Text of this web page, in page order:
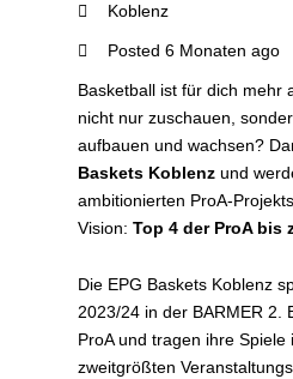
Koblenz
Posted 6 Monaten ago
Basketball ist für dich mehr
nicht nur zuschauen,
aufbauen und wachsen?
Baskets Koblenzund
ambitionierten ProA-
Vision: Top 4 der ProA bis
Die EPG Baskets Koblenz
2023/24 in der BARMER 2.
ProA und tragen ihre Spiele
zweitgrößten